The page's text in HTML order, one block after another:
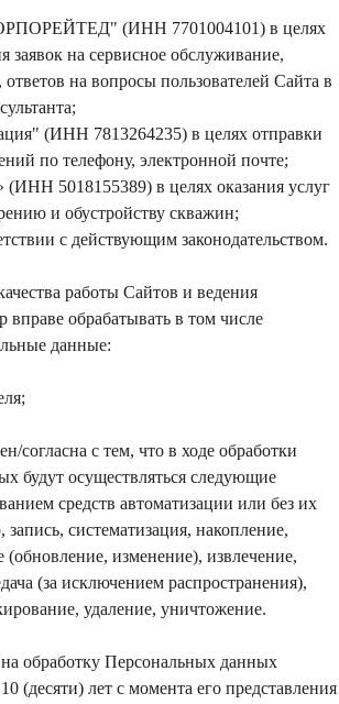
(ИНН 7701004101) в целях
заявок на сервисное обслуживание,
на вопросы пользователей Сайта в
(ИНН 7813264235) в целях отправки
по телефону, электронной почте;
5018155389) в целях оказания услуг
и обустройству скважин;
с действующим законодательством.
работы Сайтов и ведения
вправе обрабатывать в том числе
данные:
согласна с тем, что в ходе обработки
будут осуществляться следующие
средств автоматизации или без их
запись, систематизация, накопление,
(обновление, изменение), извлечение,
(за исключением распространения),
удаление, уничтожение.
обработку Персональных данных
(десяти) лет с момента его представления